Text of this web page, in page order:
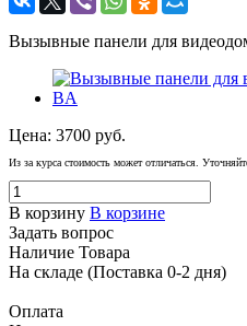
Вызывные панели для
Цена: 3700 руб.
Из за курса стоимость может отличаться.
В корзину В корзине
Задать вопрос
Наличие Товара
На складе (Поставка 0-2 дня)
Оплата